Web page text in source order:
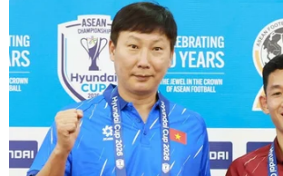
Thưởng vượt kế hoạch: động lực còn
thiếu cho doanh nghiệp dẫn dắt
07/08/2026 04:01
Hãng BMW bắt đầu sản xuất hàng